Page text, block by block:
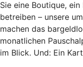
Sie eine Boutique,
betreiben – unsere
machen das
monatlichen
im Blick. Und: Ein